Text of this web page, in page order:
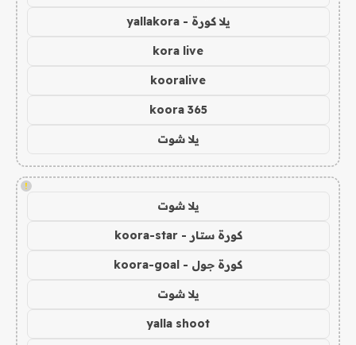
يلا كورة - yallakora
kora live
kooralive
koora 365
يلا شوت
!
يلا شوت
كورة ستار - koora-star
كورة جول - koora-goal
يلا شوت
yalla shoot